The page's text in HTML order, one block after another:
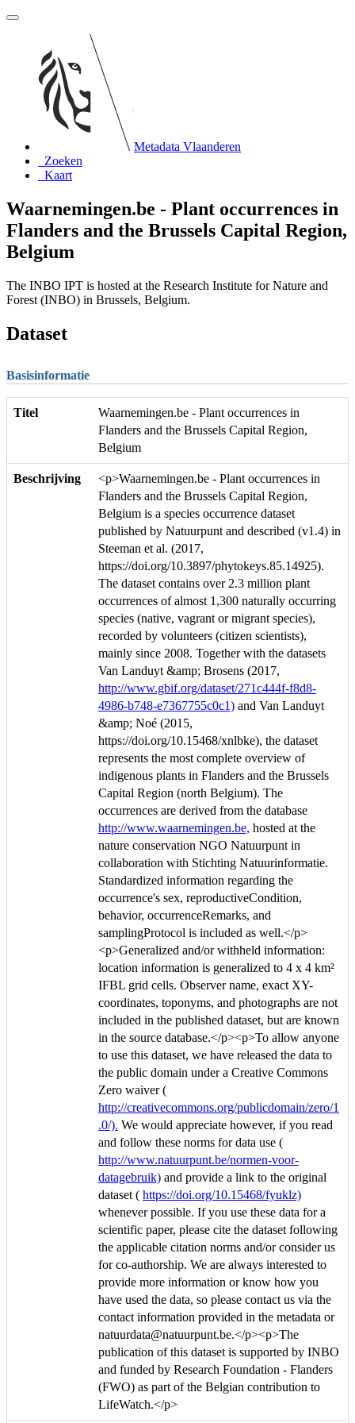
Metadata Vlaanderen
Zoeken
Kaart
Waarnemingen.be - Plant occurrences in
Flanders and the Brussels Capital Region,
Belgium
The INBO IPT is hosted at the Research Institute for Nature and
Forest (INBO) in Brussels, Belgium.
Dataset
Basisinformatie
Titel
Waarnemingen.be - Plant occurrences in
Flanders and the Brussels Capital Region,
Belgium
Beschrijving
<p>Waarnemingen.be - Plant occurrences in
Flanders and the Brussels Capital Region,
Belgium is a species occurrence dataset
published by Natuurpunt and described (v1.4) in
Steeman et al. (2017,
https://doi.org/10.3897/phytokeys.85.14925).
The dataset contains over 2.3 million plant
occurrences of almost 1,300 naturally occurring
species (native, vagrant or migrant species),
recorded by volunteers (citizen scientists),
mainly since 2008. Together with the datasets
Van Landuyt &amp; Brosens (2017,
http://www.gbif.org/dataset/271c444f-f8d8-
4986-b748-e7367755c0c1) and Van Landuyt
&amp; Noé (2015,
https://doi.org/10.15468/xnlbke), the dataset
represents the most complete overview of
indigenous plants in Flanders and the Brussels
Capital Region (north Belgium). The
occurrences are derived from the database
http://www.waarnemingen.be, hosted at the
nature conservation NGO Natuurpunt in
collaboration with Stichting Natuurinformatie.
Standardized information regarding the
occurrence's sex, reproductiveCondition,
behavior, occurrenceRemarks, and
samplingProtocol is included as well.</p>
<p>Generalized and/or withheld information:
location information is generalized to 4 x 4 km²
IFBL grid cells. Observer name, exact XY-
coordinates, toponyms, and photographs are not
included in the published dataset, but are known
in the source database.</p><p>To allow anyone
to use this dataset, we have released the data to
the public domain under a Creative Commons
Zero waiver (
http://creativecommons.org/publicdomain/zero/1
.0/). We would appreciate however, if you read
and follow these norms for data use (
http://www.natuurpunt.be/normen-voor-
datagebruik) and provide a link to the original
dataset ( https://doi.org/10.15468/fyuklz)
whenever possible. If you use these data for a
scientific paper, please cite the dataset following
the applicable citation norms and/or consider us
for co-authorship. We are always interested to
provide more information or know how you
have used the data, so please contact us via the
contact information provided in the metadata or
natuurdata@natuurpunt.be.</p><p>The
publication of this dataset is supported by INBO
and funded by Research Foundation - Flanders
(FWO) as part of the Belgian contribution to
LifeWatch.</p>